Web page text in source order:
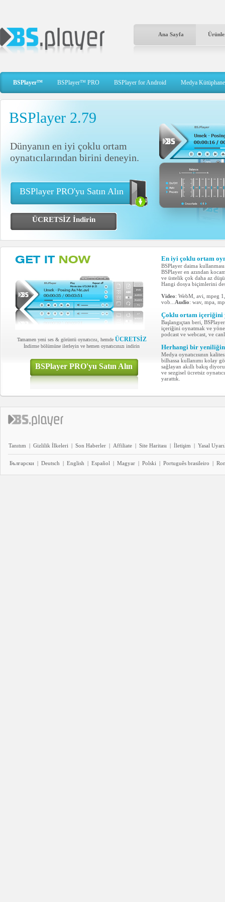
Ana Sayfa
BSPlayer™ BSPlayer™ PRO BSPlayer for Android Medya
BSPlayer 2.79
Dünyanın en iyi çoklu ortam
oynatıcılarından birini deneyin.
BSPlayer PRO'yu Satın Alın
ÜCRETSİZ İndirin
Tamamen yeni ses & görüntü oynatıcısı, hemde ÜCRETSİZ
İndirme bölümüne ilerleyin ve hemen oynatıcınızı indirin
BSPlayer PRO'yu Satın Alın
En iyi çoklu ortam
BSPlayer daima
BSPlayer en azından
ve üstelik çok daha az
Hangi dosya biçimlerini
Video: WebM, avi, mpeg
vob... Audio: wav, mpa,
Çoklu ortam içeriğini
Başlangıçtan beri,
içeriğini oynatmak ve
podcast ve webcast, ve
Herhangi bir yeniliğin
Medya oynatıcısının
bilhassa kullanımı kolay
sağlayan akıllı bakış
ve sezgisel ücretsiz
yarattık.
Tanıtım | Gizlilik İlkeleri | Son Haberler | Affiliate | Site Haritası | İletişim | Yasal
Български | Deutsch | English | Español | Magyar | Polski | Português brasileiro |